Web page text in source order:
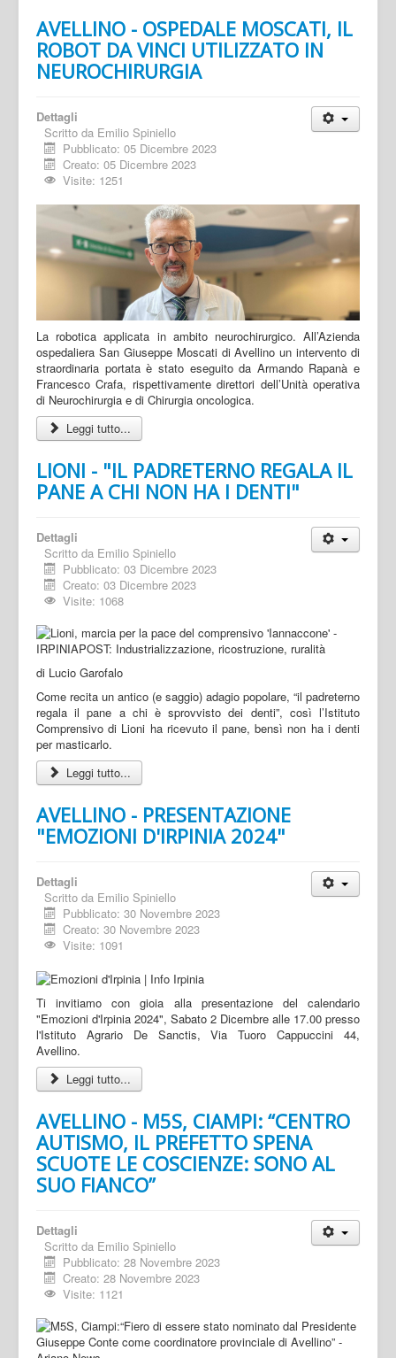
AVELLINO - OSPEDALE MOSCATI, IL
ROBOT DA VINCI UTILIZZATO IN
NEUROCHIRURGIA
Dettagli
Scritto da Emilio Spiniello
Pubblicato: 05 Dicembre 2023
Creato: 05 Dicembre 2023
Visite: 1251
La robotica applicata in ambito neurochirurgico. All’Azienda
ospedaliera San Giuseppe Moscati di Avellino un intervento di
straordinaria portata è stato eseguito da Armando Rapanà e
Francesco Crafa, rispettivamente direttori dell’Unità operativa
di Neurochirurgia e di Chirurgia oncologica.
Leggi tutto...
LIONI - "IL PADRETERNO REGALA IL
PANE A CHI NON HA I DENTI"
Dettagli
Scritto da Emilio Spiniello
Pubblicato: 03 Dicembre 2023
Creato: 03 Dicembre 2023
Visite: 1068
di Lucio Garofalo
Come recita un antico (e saggio) adagio popolare, “il padreterno
regala il pane a chi è sprovvisto dei denti”, così l’Istituto
Comprensivo di Lioni ha ricevuto il pane, bensì non ha i denti
per masticarlo.
Leggi tutto...
AVELLINO - PRESENTAZIONE
"EMOZIONI D'IRPINIA 2024"
Dettagli
Scritto da Emilio Spiniello
Pubblicato: 30 Novembre 2023
Creato: 30 Novembre 2023
Visite: 1091
Ti invitiamo con gioia alla presentazione del calendario
"Emozioni d'Irpinia 2024", Sabato 2 Dicembre alle 17.00 presso
l'Istituto Agrario De Sanctis, Via Tuoro Cappuccini 44,
Avellino.
Leggi tutto...
AVELLINO - M5S, CIAMPI: “CENTRO
AUTISMO, IL PREFETTO SPENA
SCUOTE LE COSCIENZE: SONO AL
SUO FIANCO”
Dettagli
Scritto da Emilio Spiniello
Pubblicato: 28 Novembre 2023
Creato: 28 Novembre 2023
Visite: 1121